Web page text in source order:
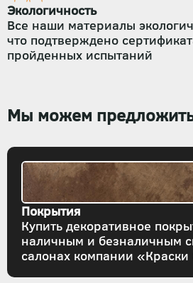
Экологичность
Все наши материалы
что подтверждено
пройденных испытаний
Мы можем
Покрытия
Купить декоративное
наличным и безналичным
салонах компании